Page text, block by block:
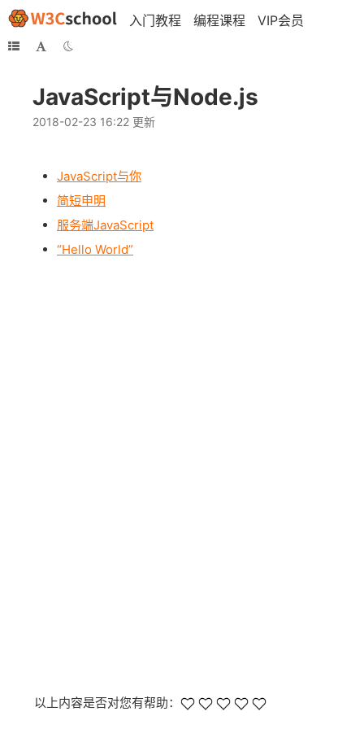
入门教程 编程课程 VIP会员
JavaScript与Node.js
2018-02-23 16:22 更新
JavaScript与你
简短申明
服务端JavaScript
“Hello World”
以上内容是否对您有帮助：